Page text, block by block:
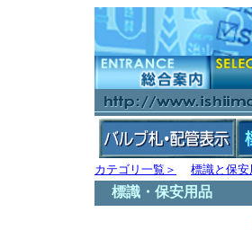
カテゴリ一覧＞ 標識と保安
標識・保安用品